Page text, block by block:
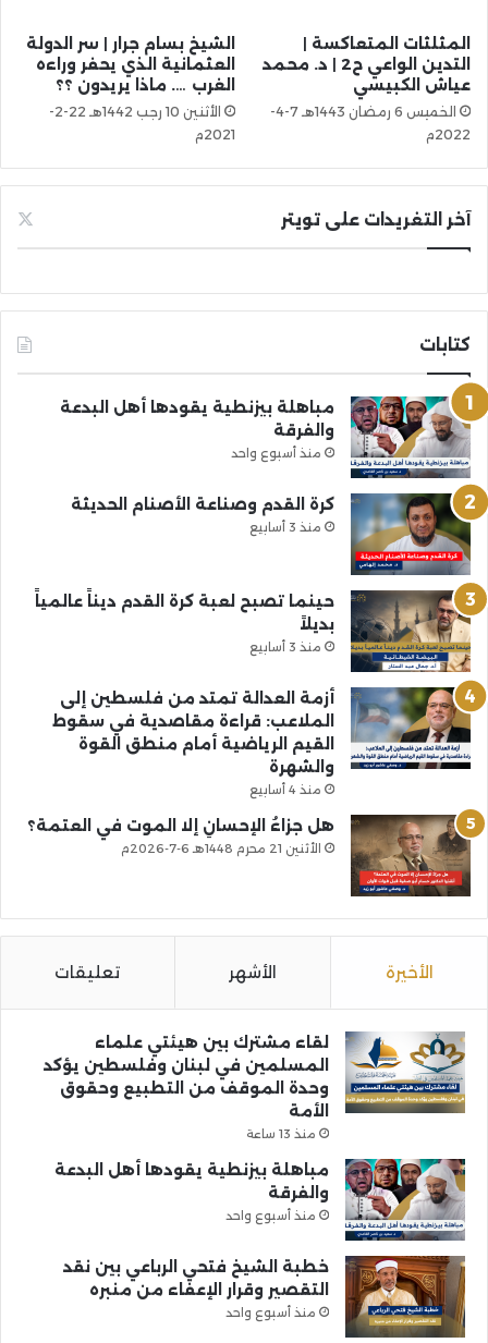
المثلثات المتعاكسة |
التدين الواعي ح2 | د. محمد
عياش الكبيسي
الخميس 6 رمضان 1443هـ 7-4-
2022م
الشيخ بسام جرار | سر الدولة
العثمانية الذي يحفر وراءه
الغرب …. ماذا يريدون ؟؟
الأثنين 10 رجب 1442هـ 22-2-
2021م
آخر التغريدات على تويتر
كتابات
مباهلة بيزنطية يقودها أهل البدعة
والفرقة
منذ أسبوع واحد
كرة القدم وصناعة الأصنام الحديثة
منذ 3 أسابيع
حينما تصبح لعبة كرة القدم ديناً عالمياً
بديلاً
منذ 3 أسابيع
أزمة العدالة تمتد من فلسطين إلى
الملاعب: قراءة مقاصدية في سقوط
القيم الرياضية أمام منطق القوة
والشهرة
منذ 4 أسابيع
هل جزاءُ الإحسانِ إلا الموت في العتمة؟
الأثنين 21 محرم 1448هـ 6-7-2026م
الأخيرة الأشهر تعليقات
لقاء مشترك بين هيئتي علماء
المسلمين في لبنان وفلسطين يؤكد
وحدة الموقف من التطبيع وحقوق
الأمة
منذ 13 ساعة
مباهلة بيزنطية يقودها أهل البدعة
والفرقة
منذ أسبوع واحد
خطبة الشيخ فتحي الرباعي بين نقد
التقصير وقرار الإعفاء من منبره
منذ أسبوع واحد